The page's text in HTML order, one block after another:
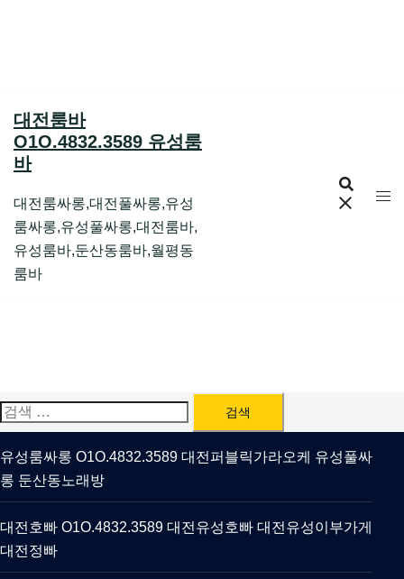
대전룸바
O1O.4832.3589 유성룸
바
대전룸싸롱,대전풀싸롱,유성
룸싸롱,유성풀싸롱,대전룸바,
유성룸바,둔산동룸바,월평동
룸바
검
색:
유성룸싸롱 O1O.4832.3589 대전퍼블릭가라오케 유성풀싸
롱 둔산동노래방
대전호빠 O1O.4832.3589 대전유성호빠 대전유성이부가게
대전정빠